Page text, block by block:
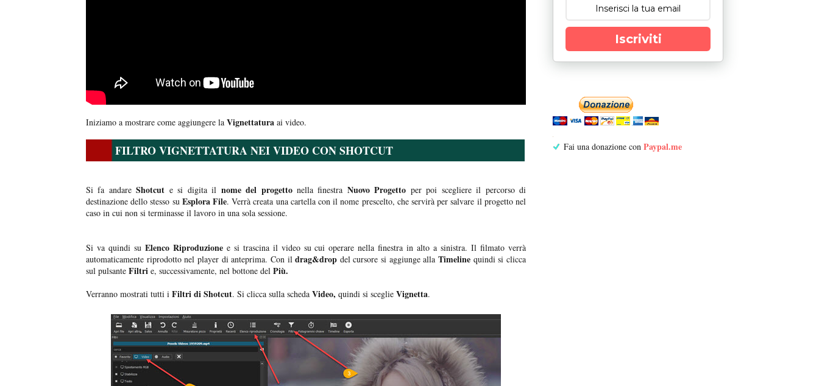
Iniziamo a mostrare come aggiungere la Vignettatura ai video.
FILTRO VIGNETTATURA NEI VIDEO CON SHOTCUT
Si fa andareShotcut e si digita il nome del progettonella finestra Nuovo Progetto per poi scegliere il percorso di
destinazione dello stesso su Esplora File. Verrà creata una cartella con il nome prescelto, che servirà per salvare il progetto nel
caso in cui non si terminasse il lavoro in una sola sessione.
Si va quindi su Elenco Riproduzionee si trascina il video su cui operare nella finestra in alto a sinistra. Il filmato verrà
automaticamente riprodotto nel player di anteprima. Con ildrag&drop del cursore si aggiunge allaTimeline quindi si clicca
sul pulsante Filtri e, successivamente, nel bottone del Più.
Verranno mostrati tutti i Filtri di Shotcut. Si clicca sulla scheda Video, quindi si sceglie Vignetta.
Iscriviti
Fai una donazione con Paypal.me